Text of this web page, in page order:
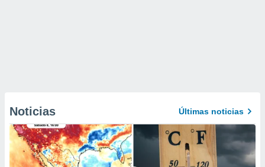
Noticias Últimas noticias